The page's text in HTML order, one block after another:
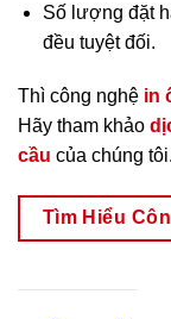
Số lượng đặt
đều tuyệt đối.
Thì công nghệ in
Hãy tham khảo
cầu của chúng tôi.
Tìm Hiểu